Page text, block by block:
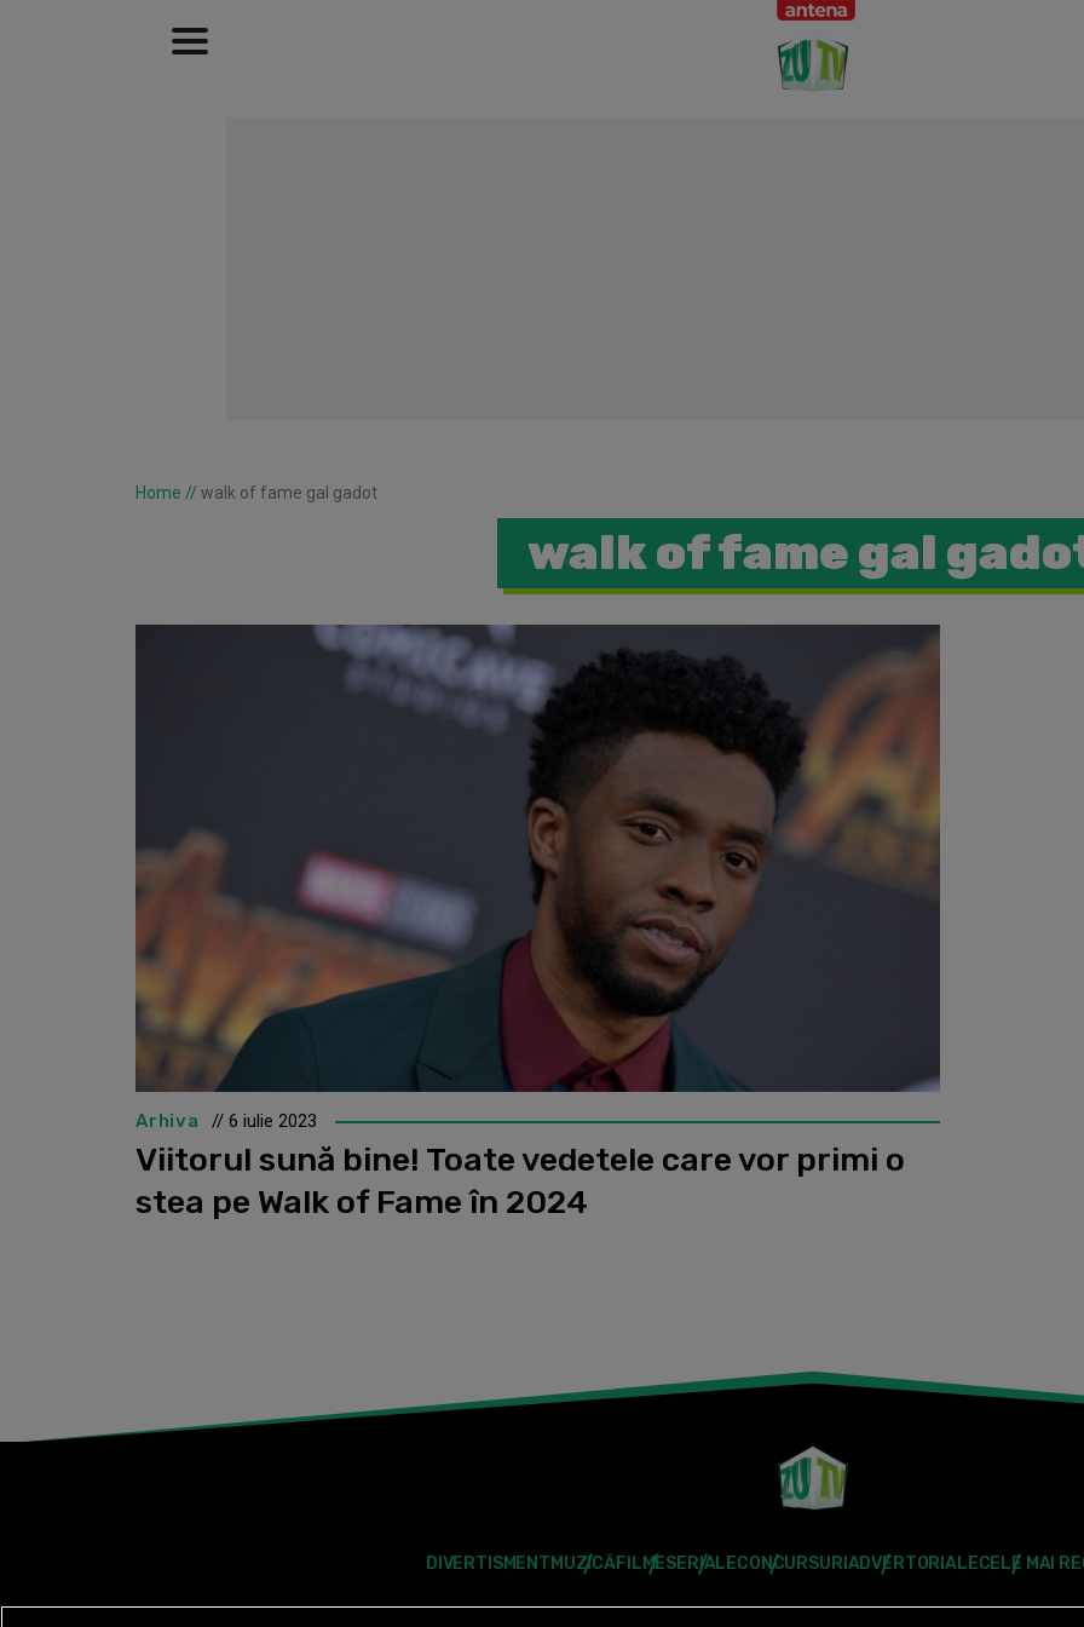
Home // walk of fame gal gadot
walk of fame gal
Arhiva // 6 iulie 2023
Viitorul sună bine! Toate vedetele care vor primi o
stea pe Walk of Fame în 2024
DIVERTISMENT MUZICĂFILMESERIALECONCURSURI ADVERTORIALECELE MAI